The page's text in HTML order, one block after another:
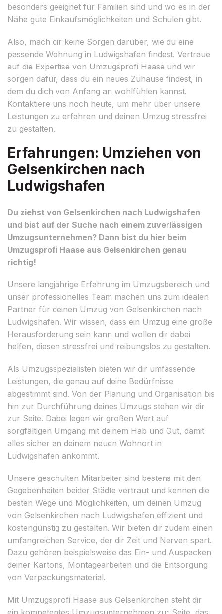
besonders geeignet für Familien sind und wo es in der
Nähe gute Einkaufsmöglichkeiten und Schulen gibt.
Also, mach dir keine Sorgen darüber, wie du eine
passende Wohnung in Ludwigshafen findest. Vertraue
auf die Expertise von Umzugsprofi Haase und wir
sorgen dafür, dass du ein neues Zuhause findest, in
dem du dich von Anfang an wohlfühlen kannst.
Kontaktiere uns noch heute, um mehr über unsere
Leistungen zu erfahren und deinen Umzug stressfrei
zu gestalten.
Erfahrungen: Umziehen von
Gelsenkirchen nach
Ludwigshafen
Du ziehst von Gelsenkirchen nach Ludwigshafen
und bist auf der Suche nach einem zuverlässigen
Umzugsunternehmen? Dann bist du hier beim
Umzugsprofi Haase aus Gelsenkirchen genau
richtig!
Unsere langjährige Erfahrung im Umzugsbereich und
unser professionelles Team machen uns zum idealen
Partner für deinen Umzug von Gelsenkirchen nach
Ludwigshafen. Wir wissen, dass ein Umzug eine große
Herausforderung sein kann und wollen dir dabei
helfen, diesen stressfrei und reibungslos zu gestalten.
Als Umzugsspezialisten bieten wir dir umfassende
Leistungen, die genau auf deine Bedürfnisse
abgestimmt sind. Von der Planung und Organisation bis
hin zur Durchführung deines Umzugs stehen wir dir
zur Seite. Dabei legen wir großen Wert auf
sorgfältigen Umgang mit deinem Hab und Gut, damit
alles sicher an deinem neuen Wohnort in
Ludwigshafen ankommt.
Unsere geschulten Mitarbeiter sind bestens mit den
Gegebenheiten beider Städte vertraut und kennen die
besten Wege und Möglichkeiten, um deinen Umzug
von Gelsenkirchen nach Ludwigshafen effizient und
kostengünstig zu gestalten. Wir bieten dir zudem einen
umfangreichen Service, der dir Zeit und Nerven spart.
Dazu gehören beispielsweise das Ein- und Auspacken
deiner Kartons, Montagearbeiten und die Entsorgung
von Verpackungsmaterial.
Mit Umzugsprofi Haase aus Gelsenkirchen steht dir
ein kompetentes Umzugsunternehmen zur Seite, das